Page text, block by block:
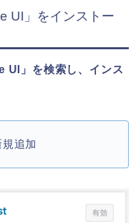
UI」をインストー
UI」を検索し、インス
追加